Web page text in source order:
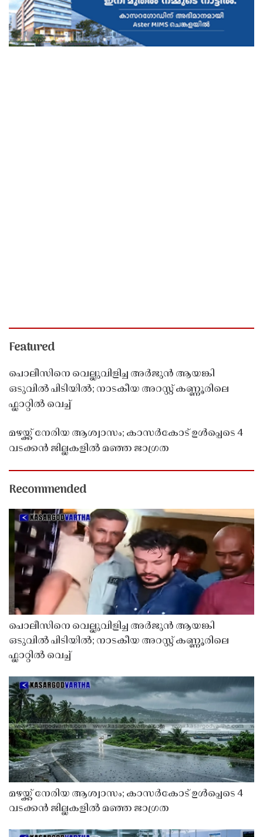
Featured
പൊലീസിനെ വെല്ലുവിളിച്ച അർജുൻ ആയങ്കി
ഒടുവിൽ പിടിയിൽ; നാടകീയ അറസ്റ്റ് കണ്ണൂരിലെ
ഫ്ലാറ്റിൽ വെച്ച്
മഴയ്ക്ക് നേരിയ ആശ്വാസം; കാസർകോട് ഉൾപ്പെടെ 4
വടക്കൻ ജില്ലകളിൽ മഞ്ഞ ജാഗ്രത
Recommended
പൊലീസിനെ വെല്ലുവിളിച്ച അർജുൻ ആയങ്കി
ഒടുവിൽ പിടിയിൽ; നാടകീയ അറസ്റ്റ് കണ്ണൂരിലെ
ഫ്ലാറ്റിൽ വെച്ച്
മഴയ്ക്ക് നേരിയ ആശ്വാസം; കാസർകോട് ഉൾപ്പെടെ 4
വടക്കൻ ജില്ലകളിൽ മഞ്ഞ ജാഗ്രത